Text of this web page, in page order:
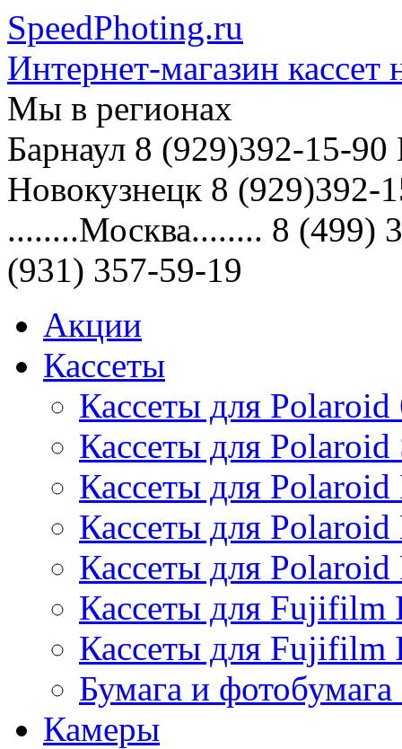
SpeedPhoting.ru
Интернет-магазин кассет
Мы в регионах
Барнаул 8 (929)392-15-
Новокузнецк 8
........Москва........ 8 (499)
(931) 357-59-19
Акции
Кассеты
Кассеты для
Кассеты для
Кассеты для Polaroid
Кассеты для Polaroid
Кассеты для
Кассеты для Fujifilm
Кассеты для Fujifilm
Бумага и
Камеры